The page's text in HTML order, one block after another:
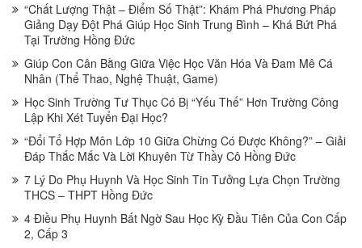
“Chất Lượng Thật – Điểm Số Thật”: Khám Phá Phương Pháp
Giảng Dạy Đột Phá Giúp Học Sinh Trung Bình – Khá Bứt Phá
Tại Trường Hồng Đức
Giúp Con Cân Bằng Giữa Việc Học Văn Hóa Và Đam Mê Cá
Nhân (Thể Thao, Nghệ Thuật, Game)
Học Sinh Trường Tư Thục Có Bị “Yếu Thế” Hơn Trường Công
Lập Khi Xét Tuyển Đại Học?
“Đổi Tổ Hợp Môn Lớp 10 Giữa Chừng Có Được Không?” – Giải
Đáp Thắc Mắc Và Lời Khuyên Từ Thầy Cô Hồng Đức
7 Lý Do Phụ Huynh Và Học Sinh Tin Tưởng Lựa Chọn Trường
THCS – THPT Hồng Đức
4 Điều Phụ Huynh Bất Ngờ Sau Học Kỳ Đầu Tiên Của Con Cấp
2, Cấp 3